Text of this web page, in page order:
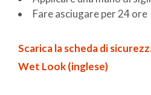
Fare asciugare per 24 ore
Scarica la scheda di
Wet Look (inglese)